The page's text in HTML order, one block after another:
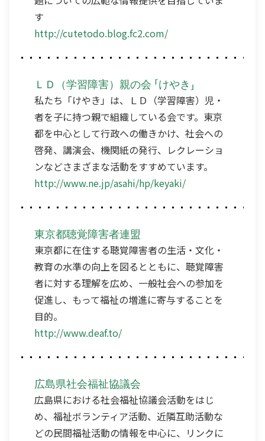
す
http://cutetodo.blog.fc2.com/
ＬＤ（学習障害）親の会 「けやき」
私たち「けやき」は、ＬＤ（学習障害）児・
者を子に持つ親で組織している会です。東京
都を中心として行政への働きかけ、社会への
啓発、講演会、機関紙の発行、レクレーショ
ンなどさまざまな活動をすすめています。
http://www.ne.jp/asahi/hp/keyaki/
東京都聴覚障害者連盟
東京都に在住する聴覚障害者の生活・文化・
教育の水準の向上を図るとともに、聴覚障害
者に対する理解を広め、一般社会への参加を
促進し、もって福祉の増進に寄与することを
目的。
http://www.deaf.to/
広島県社会福祉協議会
広島県における社会福祉協議会活動をはじ
め、福祉ボランティア活動、近隣互助活動な
どの民間福祉活動の情報を中心に、リンクに